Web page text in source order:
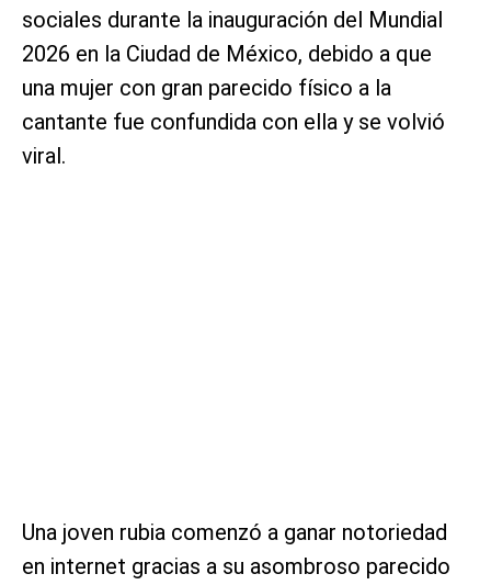
sociales durante la inauguración del Mundial
2026 en la Ciudad de México, debido a que
una mujer con gran parecido físico a la
cantante fue confundida con ella y se volvió
viral.
Una joven rubia comenzó a ganar notoriedad
en internet gracias a su asombroso parecido